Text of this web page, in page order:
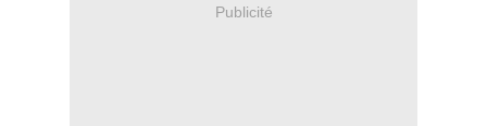
Publicité